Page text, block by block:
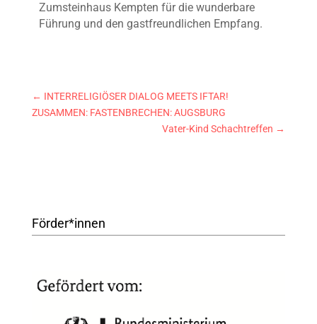
Zumsteinhaus Kempten für die wunderbare
Führung und den gastfreundlichen Empfang.
← INTERRELIGIÖSER DIALOG MEETS IFTAR!
ZUSAMMEN: FASTENBRECHEN: AUGSBURG
Vater-Kind Schachtreffen →
Förder*innen